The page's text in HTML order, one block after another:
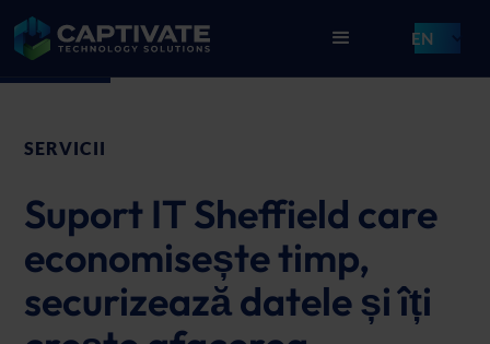
EN
SERVICII
Suport IT Sheffield care
economisește timp,
securizează datele și îți